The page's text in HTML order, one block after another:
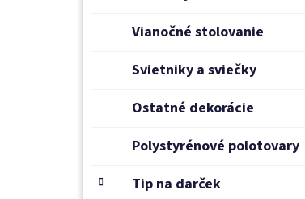
Vianočné stolovanie
Svietniky a sviečky
Ostatné dekorácie
Polystyrénové polotovary
Tip na darček